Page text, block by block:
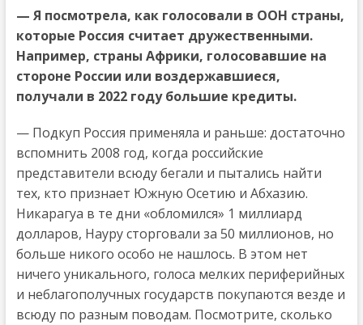
— Я посмотрела, как голосовали в ООН страны,
которые Россия считает дружественными.
Например, страны Африки, голосовавшие на
стороне России или воздержавшиеся,
получали в 2022 году большие кредиты.
— Подкуп Россия применяла и раньше: достаточно
вспомнить 2008 год, когда российские
представители всюду бегали и пытались найти
тех, кто признает Южную Осетию и Абхазию.
Никарагуа в те дни «обломился» 1 миллиард
долларов, Науру сторговали за 50 миллионов, но
больше никого особо не нашлось. В этом нет
ничего уникального, голоса мелких периферийных
и неблагополучных государств покупаются везде и
всюду по разным поводам. Посмотрите, сколько